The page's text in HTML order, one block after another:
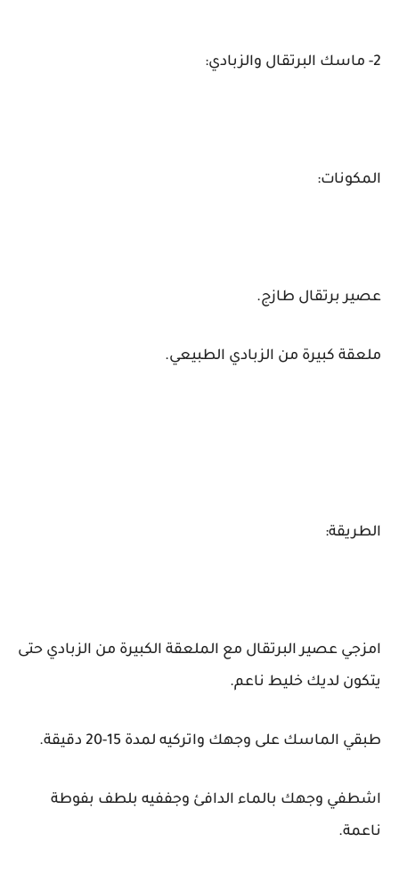
2- ماسك البرتقال والزبادي:
المكونات:
عصير برتقال طازج.
ملعقة كبيرة من الزبادي الطبيعي.
الطريقة:
امزجي عصير البرتقال مع الملعقة الكبيرة من الزبادي حتى
يتكون لديك خليط ناعم.
طبقي الماسك على وجهك واتركيه لمدة 15-20 دقيقة.
اشطفي وجهك بالماء الدافئ وجففيه بلطف بفوطة
ناعمة.